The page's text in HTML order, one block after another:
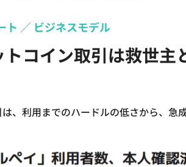
コイン取引は救世主
、利用までのハードルの低さから、急
ト ビジネスモデル